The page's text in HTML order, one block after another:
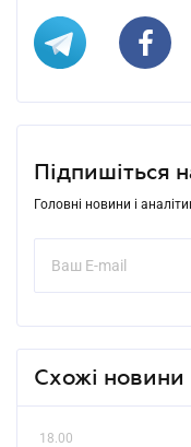
Підпишіться
Головні новини і
Схожі новини
18.00